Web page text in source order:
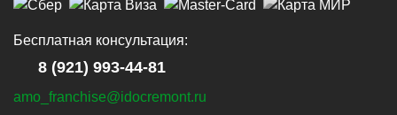
Бесплатная консультация:
8 (921) 993-44-81
amo_franchise@idocremont.ru